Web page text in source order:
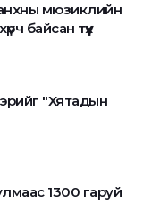
мюзиклийн
байсан түүх
"Хятадын
1300 гаруй